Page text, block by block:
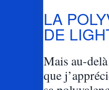
LA
DE
Mais au-
que